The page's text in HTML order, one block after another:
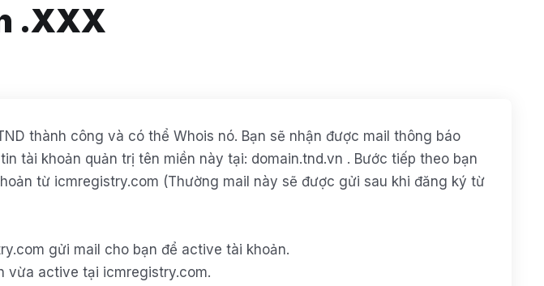
.XXX
thành công và có thể Whois nó. Bạn sẽ nhận được mail thông báo
tài khoản quản trị tên miền này tại: domain.tnd.vn . Bước tiếp theo bạn
từ icmregistry.com (Thường mail này sẽ được gửi sau khi đăng ký từ
gửi mail cho bạn để active tài khoản.
vừa active tại icmregistry.com.